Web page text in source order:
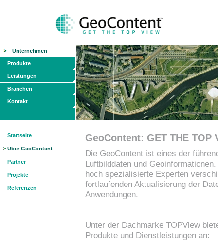
Unternehmen
Produkte
Leistungen
Branchen
Kontakt
Startseite
Über GeoContent
Partner
Projekte
Referenzen
GeoContent: GET THE TOP
Die GeoContent ist eines der
Luftbilddaten und
hoch spezialisierte Experten
fortlaufenden Aktualisierung der
Anwendungen.
Unter der Dachmarke TOPView
Produkte und Dienstleistungen an: